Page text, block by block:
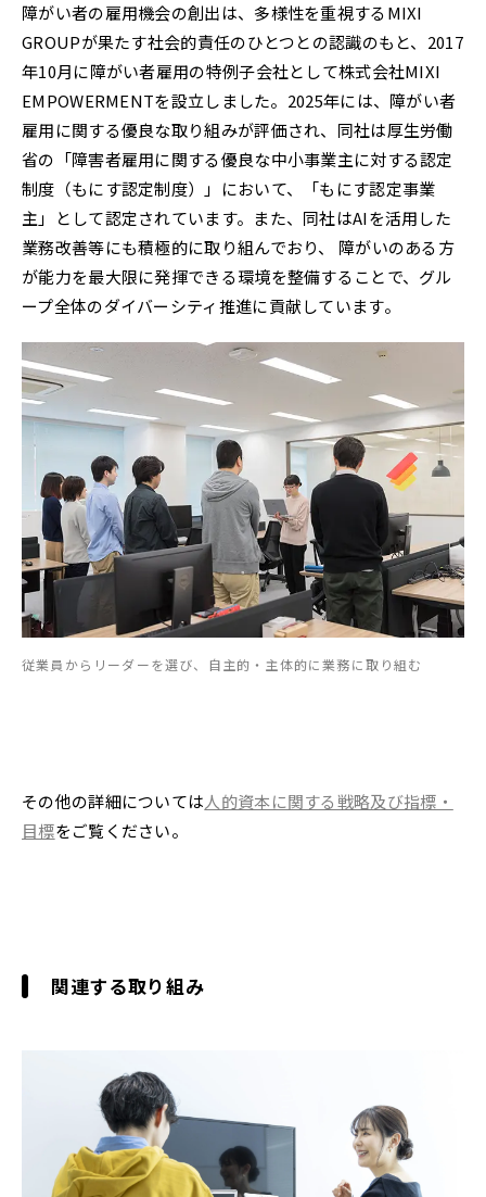
障がい者の雇用機会の創出は、多様性を重視するMIXI
GROUPが果たす社会的責任のひとつとの認識のもと、2017
年10月に障がい者雇用の特例子会社として株式会社MIXI
EMPOWERMENTを設立しました。2025年には、障がい者
雇用に関する優良な取り組みが評価され、同社は厚生労働
省の「障害者雇用に関する優良な中小事業主に対する認定
制度（もにす認定制度）」において、「もにす認定事業
主」として認定されています。また、同社はAIを活用した
業務改善等にも積極的に取り組んでおり、 障がいのある方
が能力を最大限に発揮できる環境を整備することで、グル
ープ全体のダイバーシティ推進に貢献しています。
従業員からリーダーを選び、自主的・主体的に業務に取り組む
その他の詳細については人的資本に関する戦略及び指標・
目標をご覧ください。
関連する取り組み